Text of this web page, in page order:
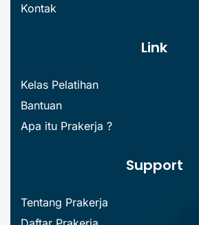
Kontak
Link
Kelas Pelatihan
Bantuan
Apa itu Prakerja ?
Support
Tentang Prakerja